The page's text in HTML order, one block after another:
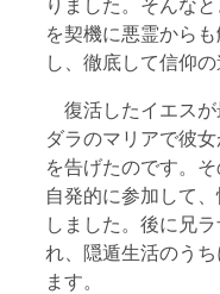
を契機に悪霊から
し、徹底して信仰
復活したイエスが
ダラのマリアで彼
を告げたのです。
自発的に参加して
しました。後に兄
れ、隠遁生活のう
ます。